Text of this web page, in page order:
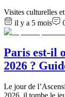
Visites culturelles
il y a 5 mois
Paris est-il
2026 ?
Le jour de
2026, il tombe le